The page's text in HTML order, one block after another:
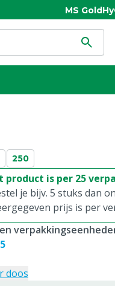
MS Gold
250
product is per 25
je bijv. 5 stuks dan
prijs is per
doos